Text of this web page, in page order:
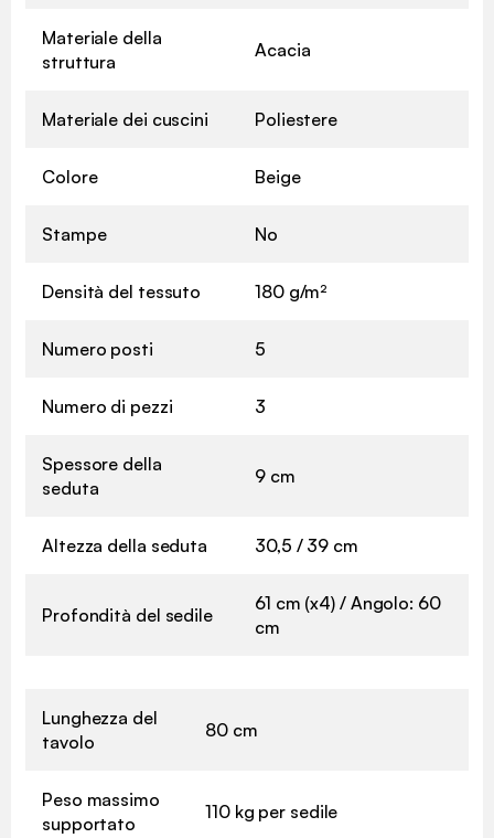
Materiale della
struttura
Acacia
Materiale dei cuscini Poliestere
Colore Beige
Stampe No
Densità del tessuto 180 g/m²
Numero posti 5
Numero di pezzi 3
Spessore della
seduta
9 cm
Altezza della seduta 30,5 / 39 cm
Profondità del sedile
61 cm (x4) / Angolo: 60
cm
Lunghezza del
tavolo
80 cm
Peso massimo
supportato
110 kg per sedile